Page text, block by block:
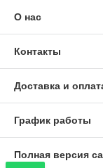
О нас
Контакты
Доставка и
График работы
Полная версия